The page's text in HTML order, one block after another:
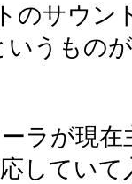
のサウン
いうもの
ラが現
してい